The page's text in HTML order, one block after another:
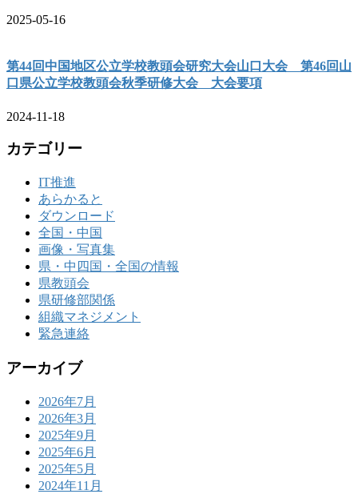
2025-05-16
第44回中国地区公立学校教頭会研究大会山口大会 第46回山
口県公立学校教頭会秋季研修大会 大会要項
2024-11-18
カテゴリー
IT推進
あらかると
ダウンロード
全国・中国
画像・写真集
県・中四国・全国の情報
県教頭会
県研修部関係
組織マネジメント
緊急連絡
アーカイブ
2026年7月
2026年3月
2025年9月
2025年6月
2025年5月
2024年11月